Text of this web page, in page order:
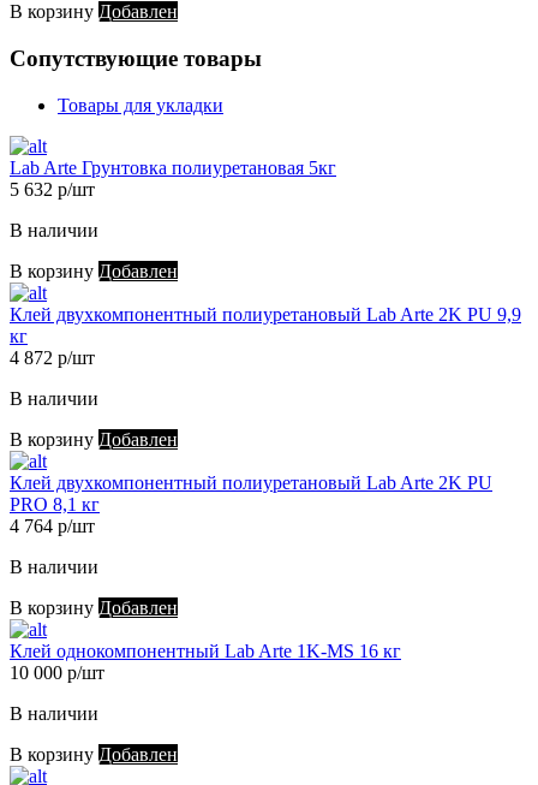
В корзину Добавлен
Сопутствующие товары
Товары для укладки
Lab Arte Грунтовка полиуретановая 5кг
5 632 р/шт
В наличии
В корзину Добавлен
Клей двухкомпонентный полиуретановый Lab Arte 2K PU 9,9
кг
4 872 р/шт
В наличии
В корзину Добавлен
Клей двухкомпонентный полиуретановый Lab Arte 2K PU
PRO 8,1 кг
4 764 р/шт
В наличии
В корзину Добавлен
Клей однокомпонентный Lab Arte 1K-MS 16 кг
10 000 р/шт
В наличии
В корзину Добавлен